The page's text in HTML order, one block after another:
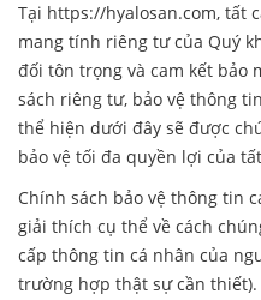
Tại https://hyalosan.com, tất
mang tính riêng tư của Quý
đối tôn trọng và cam kết bảo
sách riêng tư, bảo vệ thông
thể hiện dưới đây sẽ được
bảo vệ tối đa quyền lợi của
Chính sách bảo vệ thông tin
giải thích cụ thể về cách
cấp thông tin cá nhân của
trường hợp thật sự cần